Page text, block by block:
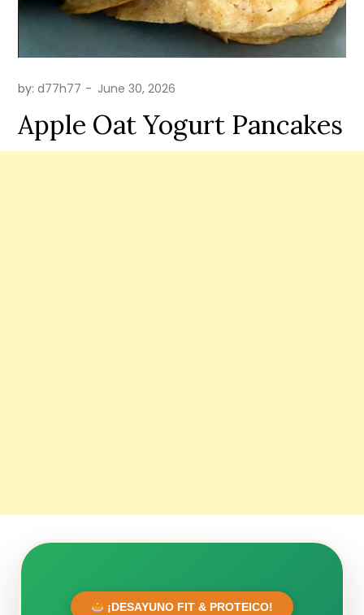
by:d77h77
Apple Oat Yogurt Pancakes
¡DESAYUNO FIT & PROTEICO!